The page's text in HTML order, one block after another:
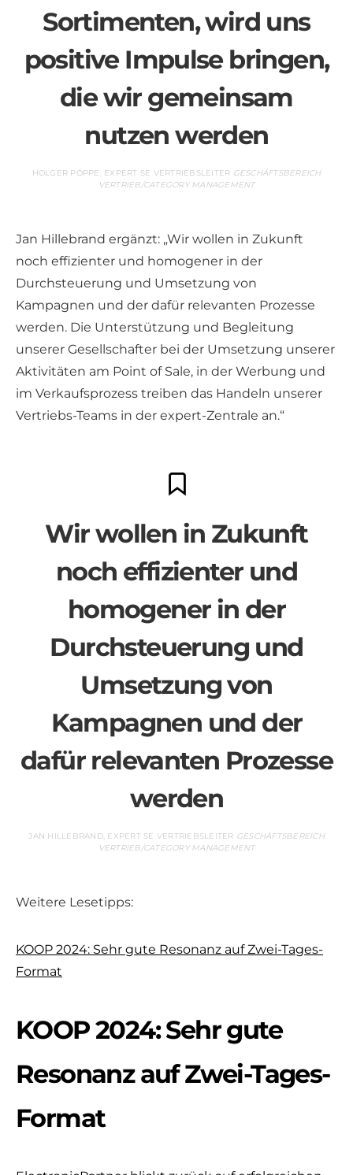
Sortimenten, wird uns
positive Impulse bringen,
die wir gemeinsam
nutzen werden
HOLGER PÖPPE, EXPERT SE VERTRIEBSLEITER GESCHÄFTSBEREICH
VERTRIEB/CATEGORY MANAGEMENT
Jan Hillebrand ergänzt: „Wir wollen in Zukunft
noch effizienter und homogener in der
Durchsteuerung und Umsetzung von
Kampagnen und der dafür relevanten Prozesse
werden. Die Unterstützung und Begleitung
unserer Gesellschafter bei der Umsetzung unserer
Aktivitäten am Point of Sale, in der Werbung und
im Verkaufsprozess treiben das Handeln unserer
Vertriebs-Teams in der expert-Zentrale an.“
Wir wollen in Zukunft
noch effizienter und
homogener in der
Durchsteuerung und
Umsetzung von
Kampagnen und der
dafür relevanten Prozesse
werden
JAN HILLEBRAND, EXPERT SE VERTRIEBSLEITER GESCHÄFTSBEREICH
VERTRIEB/CATEGORY MANAGEMENT
Weitere Lesetipps:
KOOP 2024: Sehr gute Resonanz auf Zwei-Tages-
Format
KOOP 2024: Sehr gute
Resonanz auf Zwei-Tages-
Format